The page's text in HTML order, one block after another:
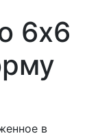
6х6
в